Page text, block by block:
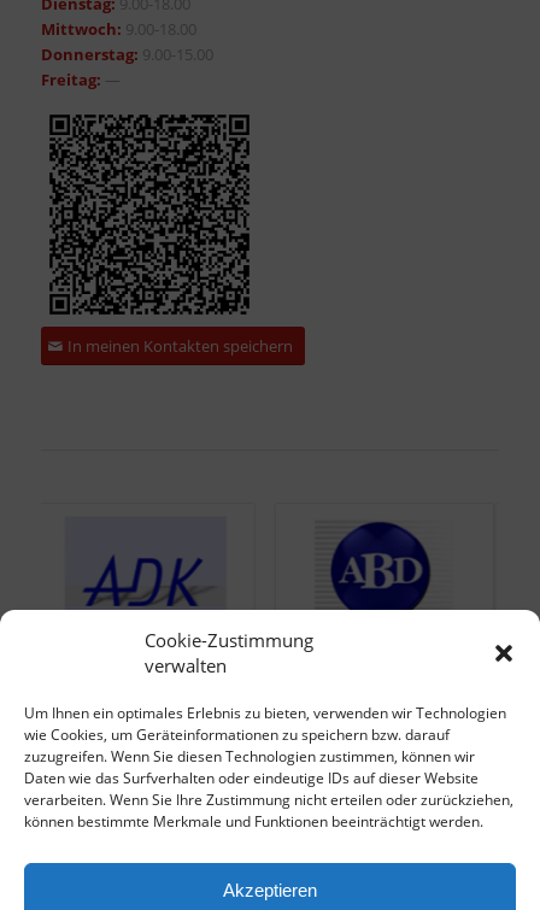
Cookie-Zustimmung
verwalten
Um Ihnen ein optimales Erlebnis zu bieten, verwenden wir Technologien
wie Cookies, um Geräteinformationen zu speichern bzw. darauf
zuzugreifen. Wenn Sie diesen Technologien zustimmen, können wir
Daten wie das Surfverhalten oder eindeutige IDs auf dieser Website
verarbeiten. Wenn Sie Ihre Zustimmung nicht erteilen oder zurückziehen,
können bestimmte Merkmale und Funktionen beeinträchtigt werden.
Akzeptieren
Mittwoch: 9.00-18.00
Donnerstag: 9.00-15.00
Freitag: —
In meinen Kontakten speichern